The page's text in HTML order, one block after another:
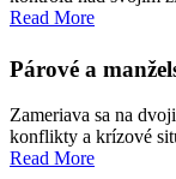
Or
Deal
Online:
sú
vaše
šance
Read More
Párové a
Zameriava sa na
konflikty a krízové
Read More